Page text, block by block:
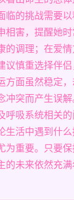
临的挑战需要
相害，提醒她
的调理；在爱
议慎重选择伴
方面虽然稳定
冲突而产生误
呼吸系统相关
生活中遇到什
为重要。只要
未来依然充满